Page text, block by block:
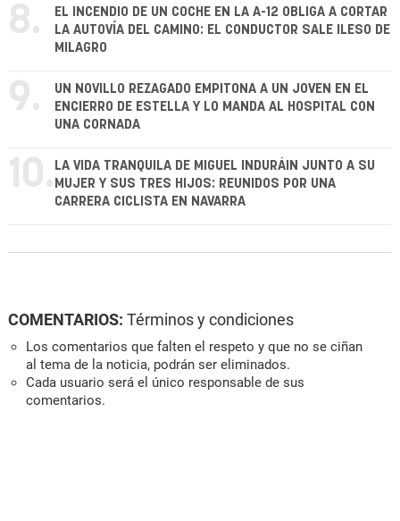
8.
EL INCENDIO DE UN COCHE EN LA A-12 OBLIGA A CORTAR
LA AUTOVÍA DEL CAMINO: EL CONDUCTOR SALE ILESO DE
MILAGRO
9.
UN NOVILLO REZAGADO EMPITONA A UN JOVEN EN EL
ENCIERRO DE ESTELLA Y LO MANDA AL HOSPITAL CON
UNA CORNADA
10. LA VIDA TRANQUILA DE MIGUEL INDURÁIN JUNTO A SU
MUJER Y SUS TRES HIJOS: REUNIDOS POR UNA
CARRERA CICLISTA EN NAVARRA
COMENTARIOS: Términos y condiciones
Los comentarios que falten el respeto y que no se ciñan
al tema de la noticia, podrán ser eliminados.
Cada usuario será el único responsable de sus
comentarios.